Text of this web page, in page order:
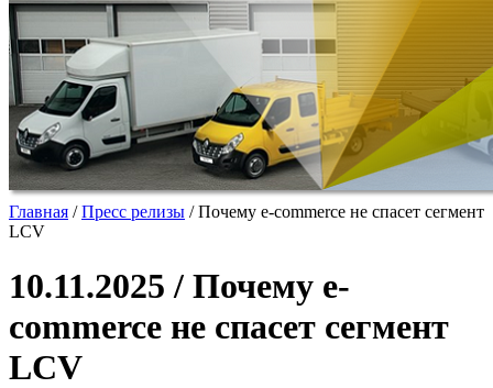
Главная /Пресс релизы /Почему e-commerce не спасет сегмент
LCV
10.11.2025 / Почему e-
commerce не спасет сегмент
LCV